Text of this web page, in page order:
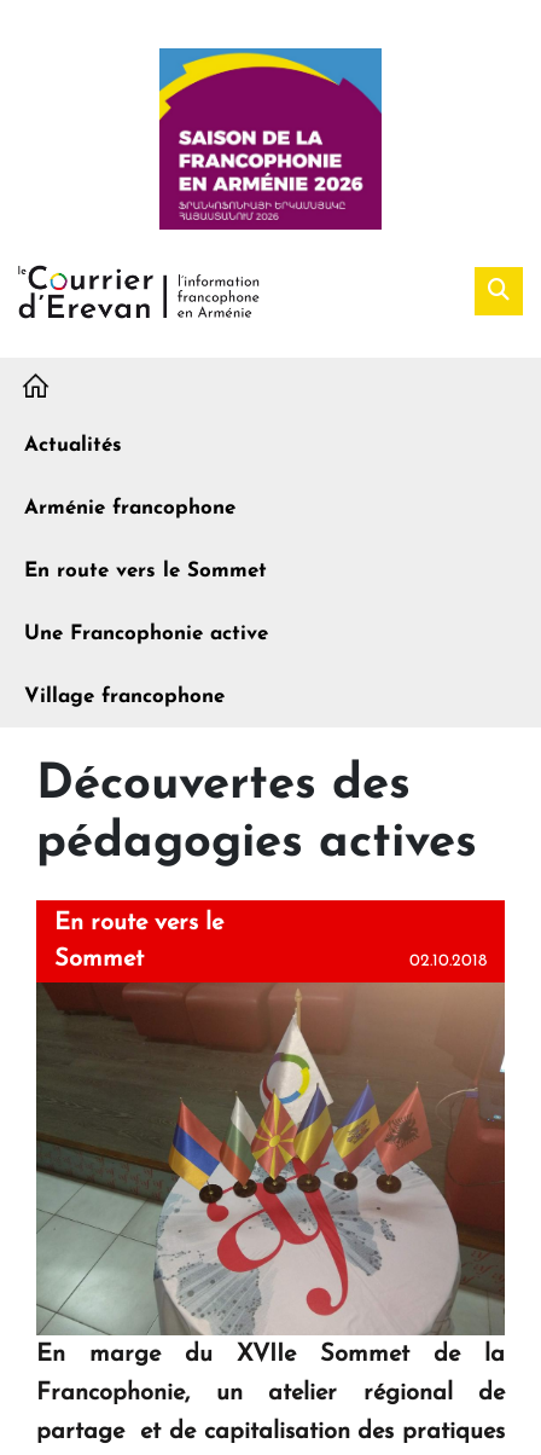
H
Actualités
Arménie francophone
En route vers le Sommet
Une Francophonie active
Village francophone
Découvertes des
pédagogies actives
En route vers le
Sommet
02.10.2018
En marge du XVIIe Sommet de la
Francophonie, un atelier régional de
partage et de capitalisation des pratiques